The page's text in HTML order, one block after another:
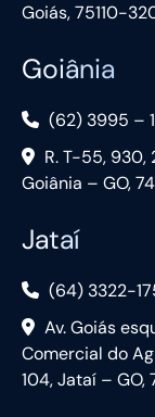
Goiás, 75110-
Goiânia
(62) 3995 –
R. T-55, 930,
Goiânia – GO,
Jataí
(64) 3322-
Av. Goiás
Comercial do
104, Jataí –